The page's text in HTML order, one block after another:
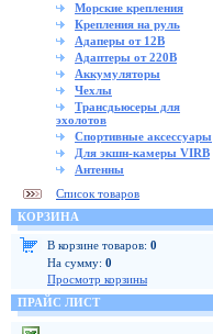
Морские крепления
Крепления на руль
Адаперы от 12В
Адаптеры от 220В
Аккумуляторы
Чехлы
Трансдьюсеры для
эхолотов
Спортивные аксессуары
Для экшн-камеры VIRB
Антенны
Список товаров
КОРЗИНА
В корзине товаров: 0
На сумму: 0
Просмотр корзины
ПРАЙС ЛИСТ